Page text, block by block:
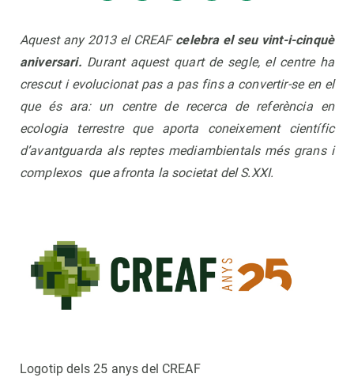
Aquest any 2013 el CREAF celebra el seu vint-i-cinquè
aniversari. Durant aquest quart de segle, el centre ha
crescut i evolucionat pas a pas fins a convertir-se en el
que és ara: un centre de recerca de referència en
ecologia terrestre que aporta coneixement científic
d’avantguarda als reptes mediambientals més grans i
complexos que afronta la societat del S.XXI.
Logotip dels 25 anys del CREAF